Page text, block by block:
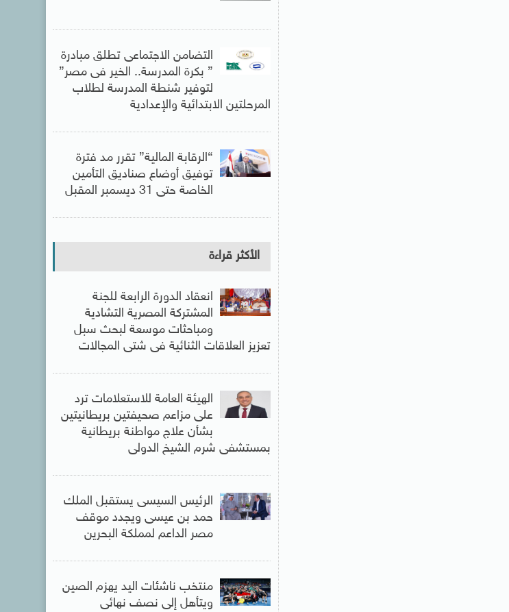
التضامن الاجتماعى تطلق مبادرة
” بكرة المدرسة.. الخير فى مصر”
لتوفير شنطة المدرسة لطلاب
المرحلتين الابتدائية والإعدادية
“الرقابة المالية” تقرر مد فترة
توفيق أوضاع صناديق التأمين
الخاصة حتى 31 ديسمبر المقبل
الأكثر قراءة
انعقاد الدورة الرابعة للجنة
المشتركة المصرية التشادية
ومباحثات موسعة لبحث سبل
تعزيز العلاقات الثنائية فى شتى المجالات
الهيئة العامة للاستعلامات ترد
على مزاعم صحيفتين بريطانيتين
بشأن علاج مواطنة بريطانية
بمستشفى شرم الشيخ الدولى
الرئيس السيسى يستقبل الملك
حمد بن عيسى ويجدد موقف
مصر الداعم لمملكة البحرين
منتخب ناشئات اليد يهزم الصين
ويتأهل إلى نصف نهائى